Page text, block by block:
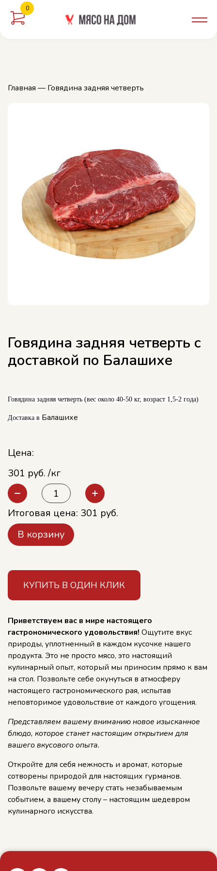
0
Главная — Говядина задняя четверть
Говядина задняя четверть с
доставкой по Балашихе
Говядина задняя четверть (вес около 40-50 кг, возраст 1,5-2 года)
Доставка в Балашихе
Цена:
301 руб. /кг
Итоговая цена: 301 руб.
В корзину
КУПИТЬ В ОДИН КЛИК
Приветствуем вас в мире настоящего
гастрономического удовольствия! Ощутите вкус
природы, уплотненный в каждом кусочке нашего
продукта. Это не просто мясо, это настоящий
кулинарный опыт, который мы приносим прямо к вам
на стол. Позвольте себе окунуться в атмосферу
настоящего гастрономического рая, испытав
неповторимое удовольствие от каждого угощения.
Представляем вашему вниманию новое изысканное
блюдо, которое станет настоящим открытием для
вашего вкусового опыта.
Откройте для себя нежность и аромат, которые
сотворены природой для настоящих гурманов.
Позвольте вашему вечеру стать незабываемым
событием, а вашему столу – настоящим шедевром
кулинарного искусства.